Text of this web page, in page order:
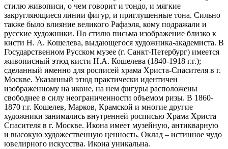
стилю живописи, о чем говорит и тондо, и мягкие
закругляющиеся линии фигур, и приглушенные тона. Сильно
также было влияние великого Рафаэля, кому подражали и
русские художники. По стилю письма изображение близко к
кисти Н. А. Кошелева, выдающегося художника-академиста. В
Государственном Русском музее (г. Санкт-Петербург) имеется
живописный этюд кисти Н.А. Кошелева (1840-1918 г.г.);
сделанный именно для росписей храма Христа-Спасителя в г.
Москве. Указанный этюд практически идентичен
изображенному на иконе, на нем фигуры расположены
свободнее в силу неограниченности объемом ризы. В 1860-
1870 г.г. Кошелев, Марков, Крамской и многие другие
художники занимались внутренней росписью Храма Христа
Спасителя в г. Москве. Икона имеет музейную, антикварную
и высокую художественную ценность. Оклад – истинное чудо
ювелирного искусства. Икона уникальна.